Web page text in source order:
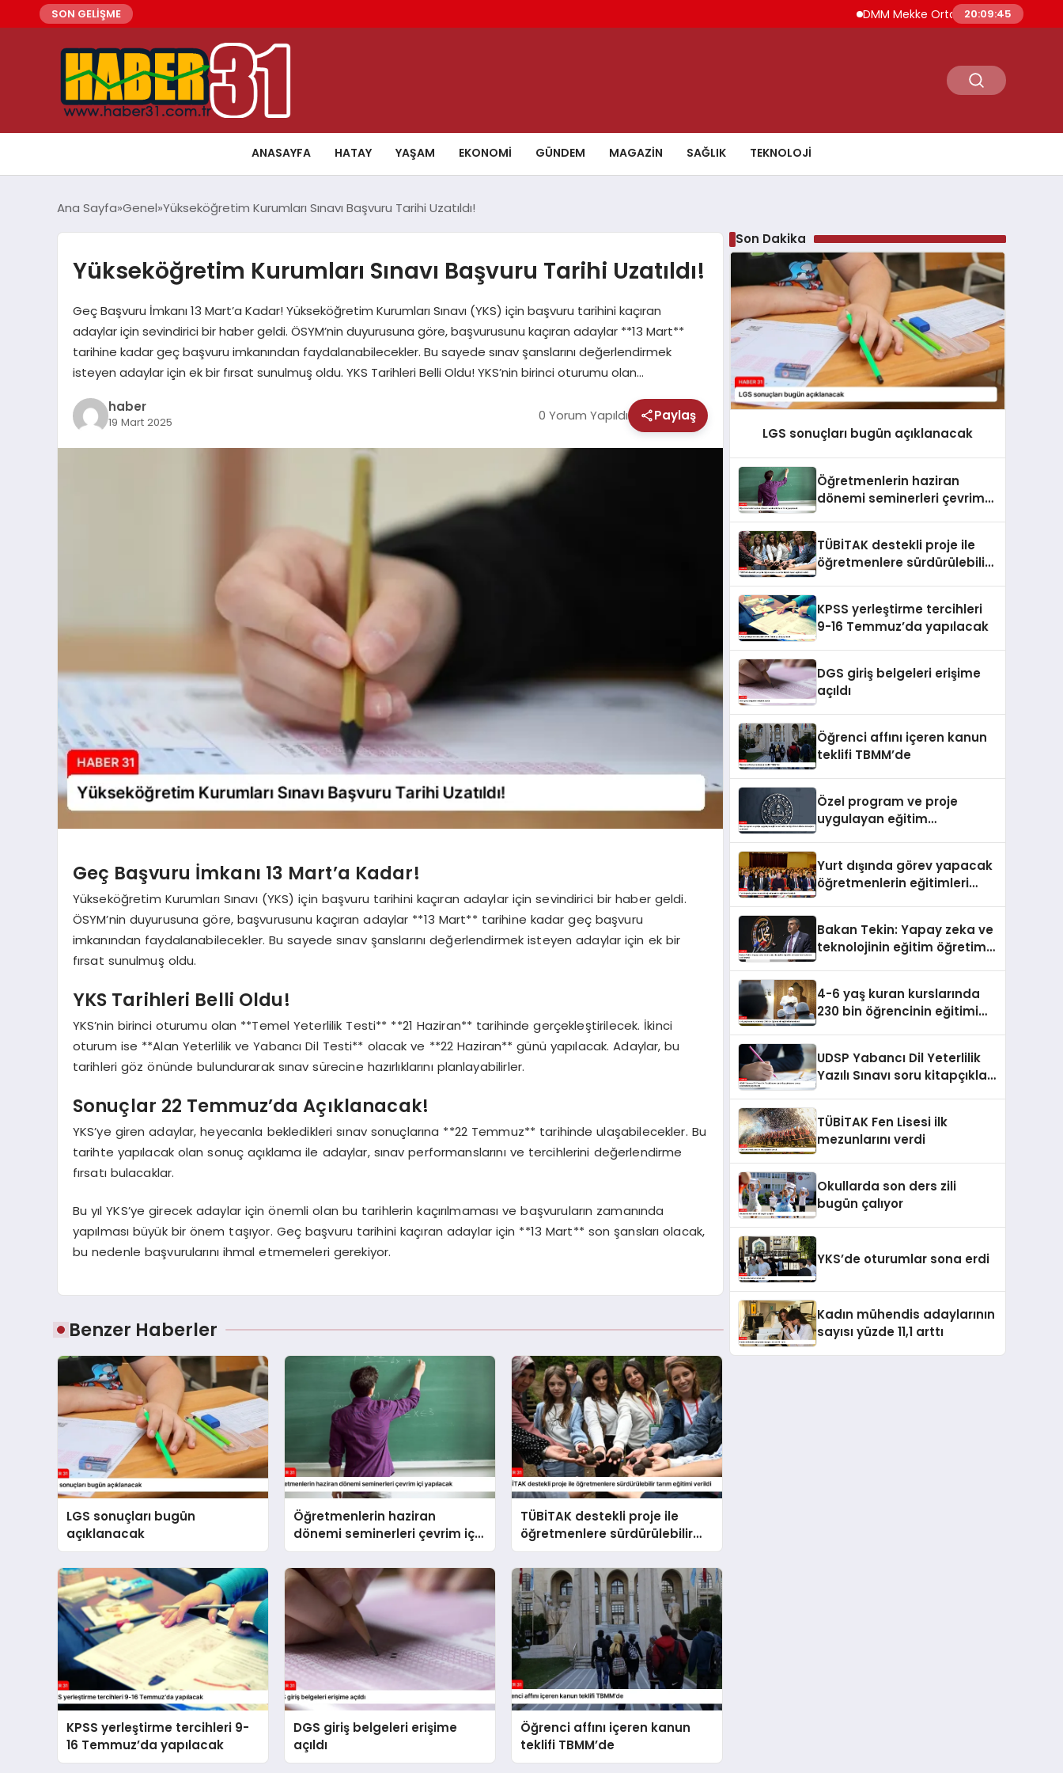
SON GELİŞME DMM Mekke Ortak Savunma Anlaşması
20:09:46
ANASAYFA HATAY YAŞAM EKONOMI GÜNDEM MAGAZIN SAĞLIK TEKNOLOJI
Ana Sayfa Genel Yükseköğretim Kurumları Sınavı Başvuru Tarihi Uzatıldı!
Yükseköğretim Kurumları Sınavı Başvuru Tarihi Uzatıldı!
Geç Başvuru İmkanı 13 Mart’a Kadar! Yükseköğretim Kurumları Sınavı (YKS) için başvuru tarihini kaçıran
adaylar için sevindirici bir haber geldi. ÖSYM’nin duyurusuna göre, başvurusunu kaçıran adaylar **13 Mart**
tarihine kadar geç başvuru imkanından faydalanabilecekler. Bu sayede sınav şanslarını değerlendirmek
isteyen adaylar için ek bir fırsat sunulmuş oldu. YKS Tarihleri Belli Oldu! YKS’nin birinci oturumu olan…
haber
19 Mart 2025 0 Yorum Yapıldı Paylaş
Geç Başvuru İmkanı 13 Mart’a Kadar!
Yükseköğretim Kurumları Sınavı (YKS) için başvuru tarihini kaçıran adaylar için sevindirici bir haber geldi.
ÖSYM’nin duyurusuna göre, başvurusunu kaçıran adaylar **13 Mart** tarihine kadar geç başvuru
imkanından faydalanabilecekler. Bu sayede sınav şanslarını değerlendirmek isteyen adaylar için ek bir
fırsat sunulmuş oldu.
YKS Tarihleri Belli Oldu!
YKS’nin birinci oturumu olan **Temel Yeterlilik Testi** **21 Haziran** tarihinde gerçekleştirilecek. İkinci
oturum ise **Alan Yeterlilik ve Yabancı Dil Testi** olacak ve **22 Haziran** günü yapılacak. Adaylar, bu
tarihleri göz önünde bulundurarak sınav sürecine hazırlıklarını planlayabilirler.
Sonuçlar 22 Temmuz’da Açıklanacak!
YKS’ye giren adaylar, heyecanla bekledikleri sınav sonuçlarına **22 Temmuz** tarihinde ulaşabilecekler. Bu
tarihte yapılacak olan sonuç açıklama ile adaylar, sınav performanslarını ve tercihlerini değerlendirme
fırsatı bulacaklar.
Bu yıl YKS’ye girecek adaylar için önemli olan bu tarihlerin kaçırılmaması ve başvuruların zamanında
yapılması büyük bir önem taşıyor. Geç başvuru tarihini kaçıran adaylar için **13 Mart** son şansları olacak,
bu nedenle başvurularını ihmal etmemeleri gerekiyor.
Benzer Haberler
LGS sonuçları bugün
açıklanacak
Öğretmenlerin haziran
dönemi seminerleri çevrim içi
yapılacak
TÜBİTAK destekli proje ile
öğretmenlere sürdürülebilir
tarım eğitimi verildi
KPSS yerleştirme tercihleri 9-
16 Temmuz’da yapılacak
DGS giriş belgeleri erişime
açıldı
Öğrenci affını içeren kanun
teklifi TBMM’de
Son Dakika
LGS sonuçları bugün açıklanacak
Öğretmenlerin haziran
dönemi seminerleri çevrim
TÜBİTAK destekli proje ile
öğretmenlere sürdürülebilir
KPSS yerleştirme tercihleri
9-16 Temmuz’da yapılacak
DGS giriş belgeleri erişime
açıldı
Öğrenci affını içeren kanun
teklifi TBMM’de
Özel program ve proje
uygulayan eğitim
Yurt dışında görev yapacak
öğretmenlerin eğitimleri
Bakan Tekin: Yapay zeka ve
teknolojinin eğitim öğretim
4-6 yaş kuran kurslarında
230 bin öğrencinin eğitimi
UDSP Yabancı Dil Yeterlilik
Yazılı Sınavı soru kitapçıkları
TÜBİTAK Fen Lisesi ilk
mezunlarını verdi
Okullarda son ders zili
bugün çalıyor
YKS’de oturumlar sona erdi
Kadın mühendis adaylarının
sayısı yüzde 11,1 arttı